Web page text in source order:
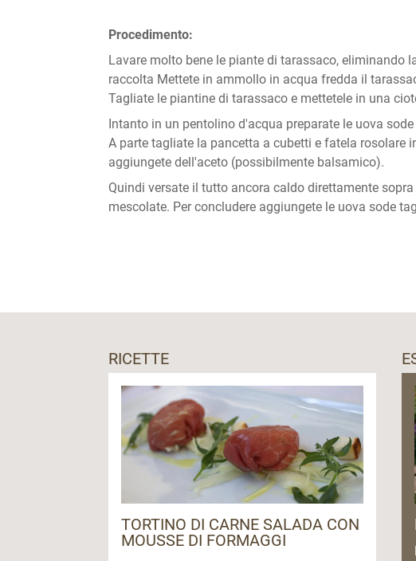
Procedimento:
Lavare molto bene le piante di tarassaco, eliminando
raccolta Mettete in ammollo in acqua fredda il
Tagliate le piantine di tarassaco e mettetele in una
Intanto in un pentolino d'acqua preparate le uova
A parte tagliate la pancetta a cubetti e fatela rosolare
aggiungete dell'aceto (possibilmente balsamico).
Quindi versate il tutto ancora caldo direttamente
mescolate. Per concludere aggiungete le uova sode
RICETTE
TORTINO DI CARNE SALADA CON
MOUSSE DI FORMAGGI